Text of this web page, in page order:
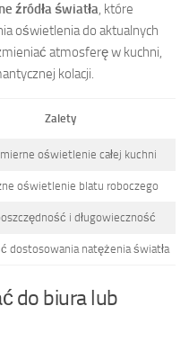
źródła światła, które
oświetlenia do aktualnych
atmosferę w kuchni,
kolacji.
Zalety
oświetlenie całej kuchni
oświetlenie blatu roboczego
i długowieczność
dostosowania natężenia światła
do biura lub